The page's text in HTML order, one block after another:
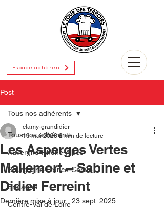
Espace adhérent
Post
Tous nos adhérents
Auvergne-Rhône-Alpes
Bourgogne-France-Comté
Bretagne
Centre-Val de Loire
Tous nos adhérents
Les Asperges Vertes
Mallemort – Sabine et
Didier Ferreint
clamy-grandidier
16 mai 2023 2 min de lecture
Dernière mise à jour : 23 sept. 2025